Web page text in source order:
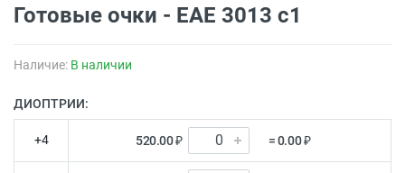
Готовые очки - EAE 3013 с1
Наличие: В наличии
ДИОПТРИИ:
+4 520.00 ₽ = 0.00 ₽